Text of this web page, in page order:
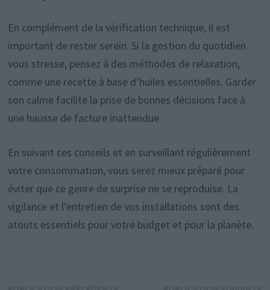
En complément de la vérification technique, il est
important de rester serein. Si la gestion du quotidien
vous stresse, pensez à des méthodes de relaxation,
comme une recette à base d’huiles essentielles. Garder
son calme facilite la prise de bonnes décisions face à
une hausse de facture inattendue.
En suivant ces conseils et en surveillant régulièrement
votre consommation, vous serez mieux préparé pour
éviter que ce genre de surprise ne se reproduise. La
vigilance et l’entretien de vos installations sont des
atouts essentiels pour votre budget et pour la planète.